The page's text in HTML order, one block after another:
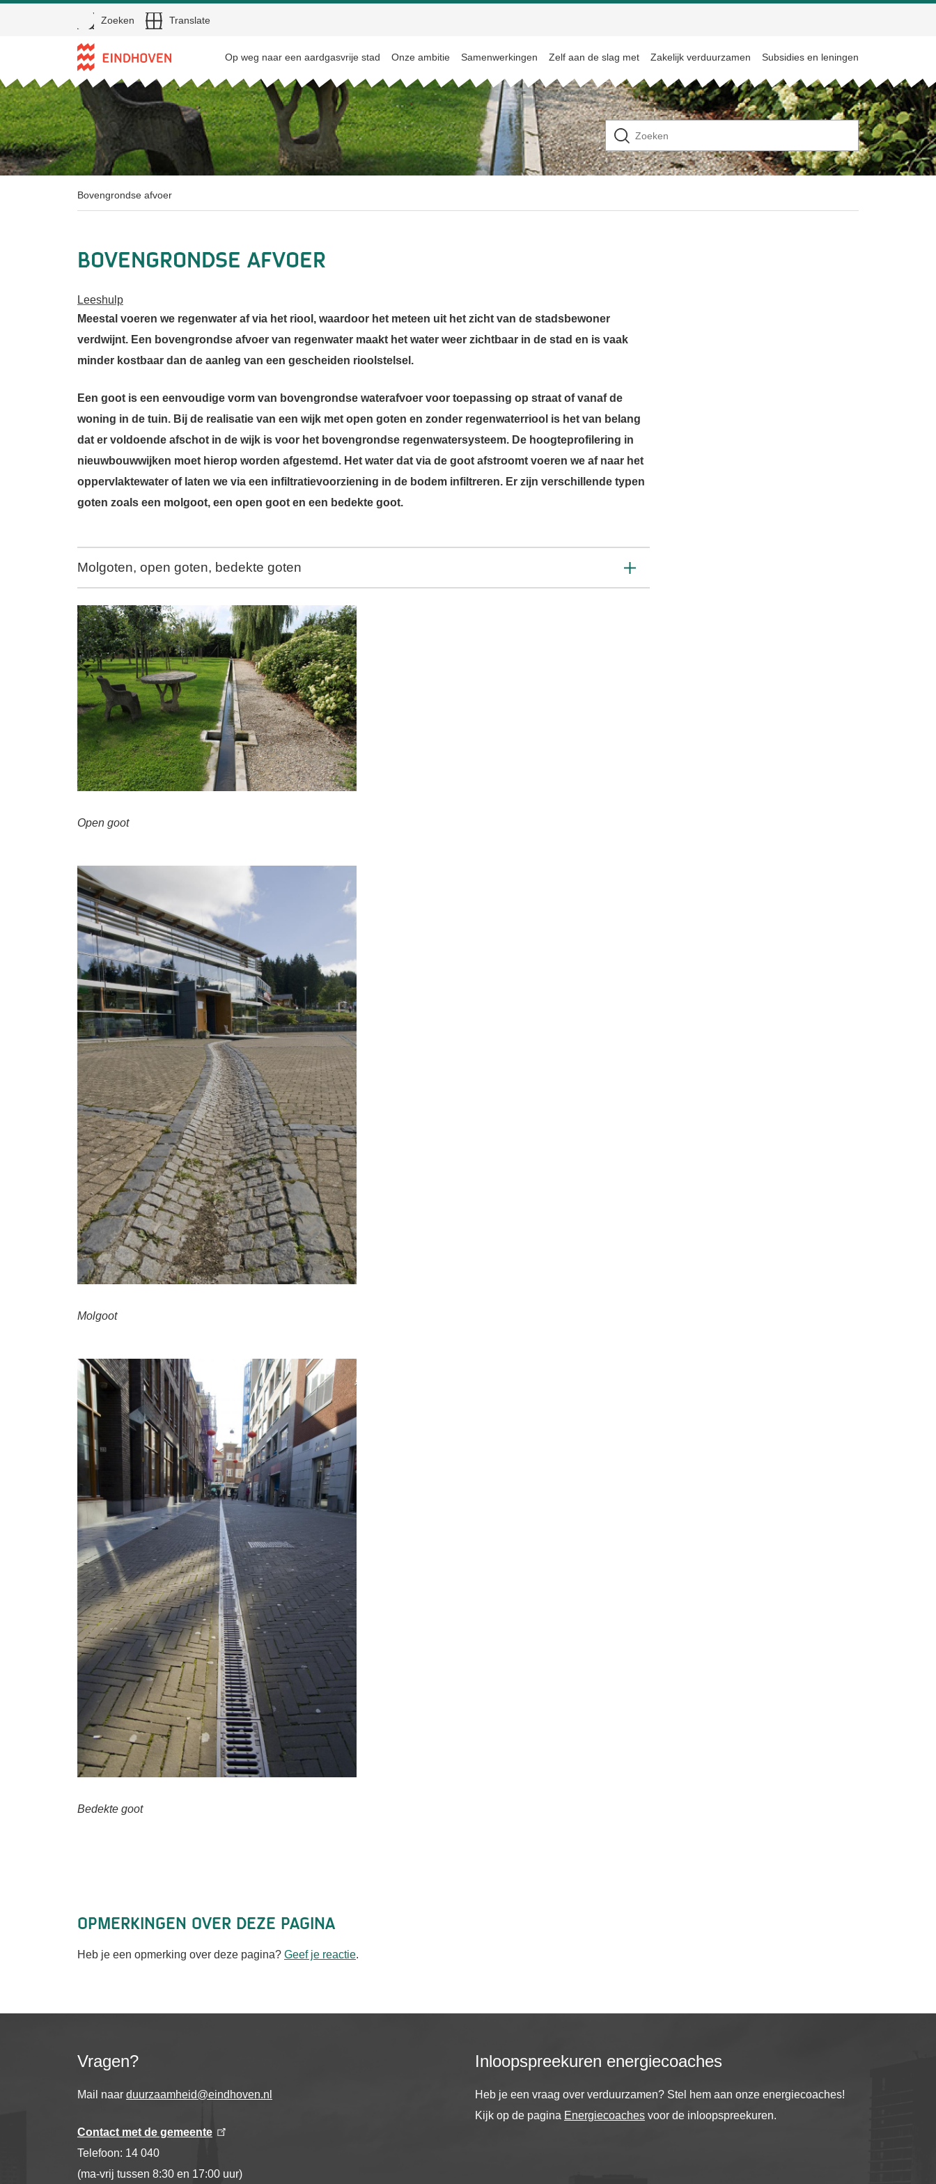
Direct naar de inhoud
Open
Zoeken Translate
Op weg naar een aardgasvrije stad Onze ambitie Samenwerkingen Zelf aan de slag met Zakelijk verduurzamen Subsidies en leningen
ben
op
zoek
Bovengrondse afvoer
Bovengrondse afvoer
Leeshulp
Meestal voeren we regenwater af via het riool, waardoor het meteen uit het zicht van de stadsbewoner
verdwijnt. Een bovengrondse afvoer van regenwater maakt het water weer zichtbaar in de stad en is vaak
minder kostbaar dan de aanleg van een gescheiden rioolstelsel.
Een goot is een eenvoudige vorm van bovengrondse waterafvoer voor toepassing op straat of vanaf de
woning in de tuin. Bij de realisatie van een wijk met open goten en zonder regenwaterriool is het van belang
dat er voldoende afschot in de wijk is voor het bovengrondse regenwatersysteem. De hoogteprofilering in
nieuwbouwwijken moet hierop worden afgestemd. Het water dat via de goot afstroomt voeren we af naar het
oppervlaktewater of laten we via een infiltratievoorziening in de bodem infiltreren. Er zijn verschillende typen
goten zoals een molgoot, een open goot en een bedekte goot.
Molgoten, open goten, bedekte goten
Open goot
Molgoot
Bedekte goot
Opmerkingen over deze pagina
Heb je een opmerking over deze pagina? Geef je reactie.
Vragen?
Mail naar duurzaamheid@eindhoven.nl
Contact met de gemeente
Telefoon: 14 040
(ma-vrij tussen 8:30 en 17:00 uur)
Inloopspreekuren energiecoaches
Heb je een vraag over verduurzamen? Stel hem aan onze energiecoaches!
Kijk op de pagina Energiecoaches voor de inloopspreekuren.